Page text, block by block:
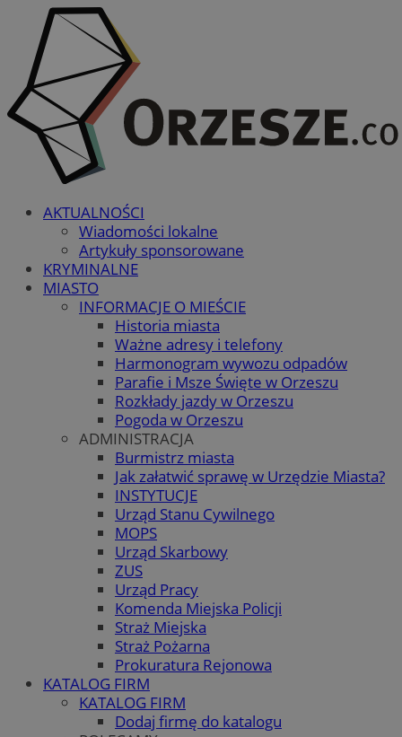
AKTUALNOŚCI
Wiadomości lokalne
Artykuły sponsorowane
KRYMINALNE
MIASTO
INFORMACJE O MIEŚCIE
Historia miasta
Ważne adresy i telefony
Harmonogram wywozu odpadów
Parafie i Msze Święte w Orzeszu
Rozkłady jazdy w Orzeszu
Pogoda w Orzeszu
ADMINISTRACJA
Burmistrz miasta
Jak załatwić sprawę w Urzędzie Miasta?
INSTYTUCJE
Urząd Stanu Cywilnego
MOPS
Urząd Skarbowy
ZUS
Urząd Pracy
Komenda Miejska Policji
Straż Miejska
Straż Pożarna
Prokuratura Rejonowa
KATALOG FIRM
KATALOG FIRM
Dodaj firmę do katalogu